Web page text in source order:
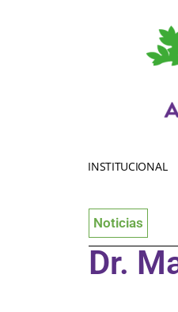
INSTITUCIONAL
Noticias
Dr.